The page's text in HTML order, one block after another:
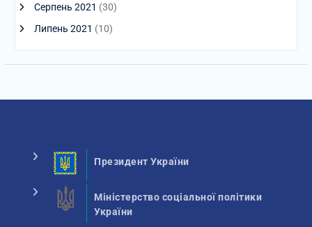
Серпень 2021 (30)
Липень 2021 (10)
Президент України
Міністерство соціальної політики
України